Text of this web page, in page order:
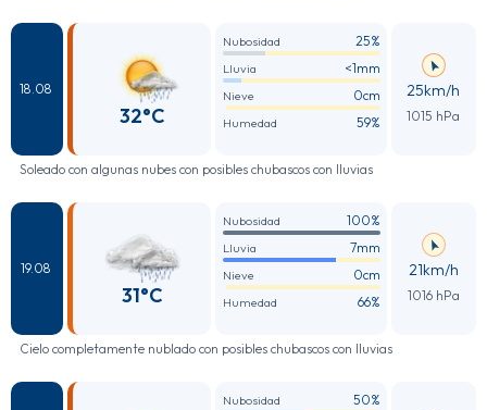
18.08
32°C
Nubosidad 25%
Lluvia <1mm
Nieve 0cm
Humedad 59%
25km/h
1015 hPa
Soleado con algunas nubes con posibles chubascos con lluvias
19.08
31°C
Nubosidad 100%
Lluvia 7mm
Nieve 0cm
Humedad 66%
21km/h
1016 hPa
Cielo completamente nublado con posibles chubascos con lluvias
Nubosidad 50%